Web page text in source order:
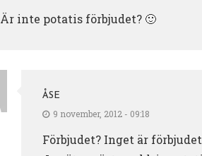
Är inte potatis förbjudet? 🙂
ÅSE
9 november, 2012 - 09:18
Förbjudet? Inget är